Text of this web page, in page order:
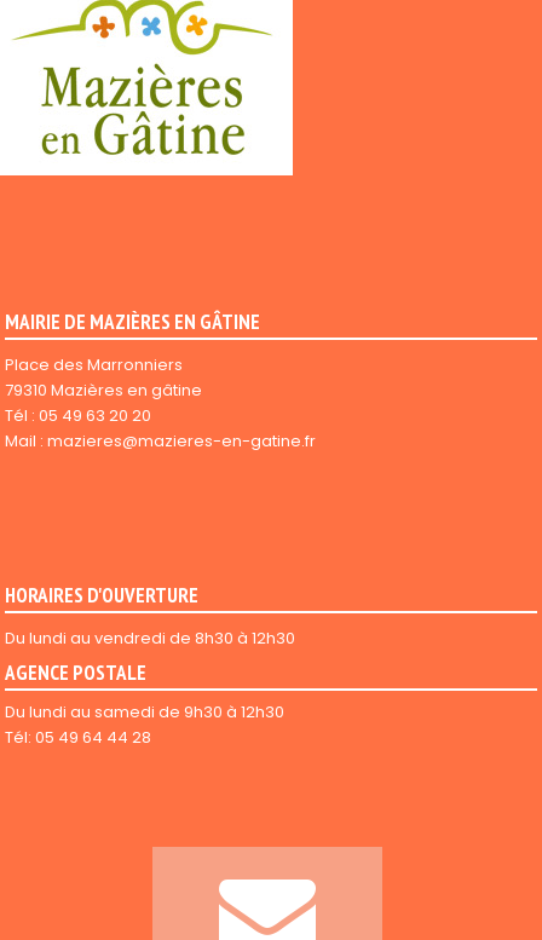
MAIRIE DE MAZIÈRES EN GÂTINE
Place des Marronniers
79310 Mazières en gâtine
Tél : 05 49 63 20 20
Mail : mazieres@mazieres-en-gatine.fr
HORAIRES D'OUVERTURE
Du lundi au vendredi de 8h30 à 12h30
AGENCE POSTALE
Du lundi au samedi de 9h30 à 12h30
Tél: 05 49 64 44 28